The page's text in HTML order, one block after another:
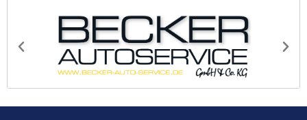
Becker Autoservice